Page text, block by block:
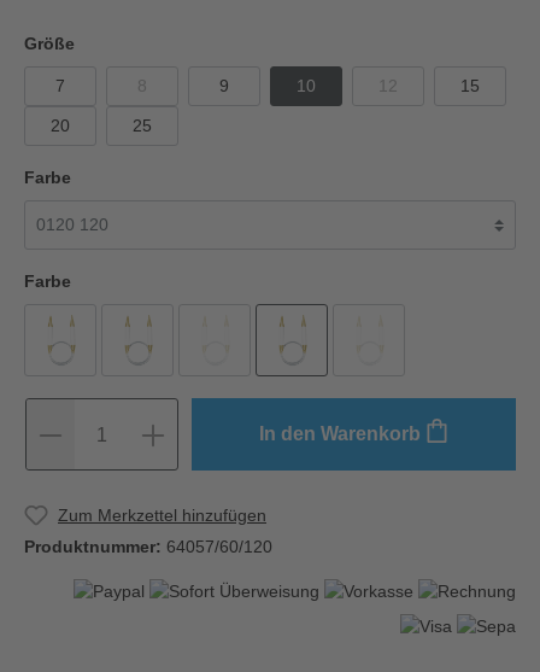
Größe
7 8 9 10 12 15
20 25
Farbe
Farbe
1 In den Warenkorb
Zum Merkzettel hinzufügen
Produktnummer: 64057/60/120